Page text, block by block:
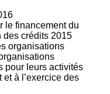
le financement du
des crédits 2015
organisations
pour leurs activités
à l’exercice des